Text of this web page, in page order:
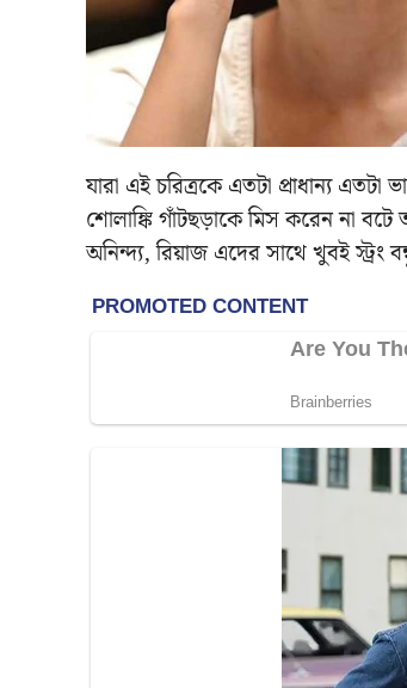
যারা এই চরিত্রকে এতটা প্রাধান্য
শোলাঙ্কি গাঁটছড়াকে মিস করেন না
অনিন্দ্য, রিয়াজ এদের সাথে খুবই স্ট্রং